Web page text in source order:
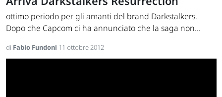
ottimo periodo per gli amanti del brand Darkstalkers.
Dopo che Capcom ci ha annunciato che la saga non...
di Fabio Fundoni 11 ottobre 2012